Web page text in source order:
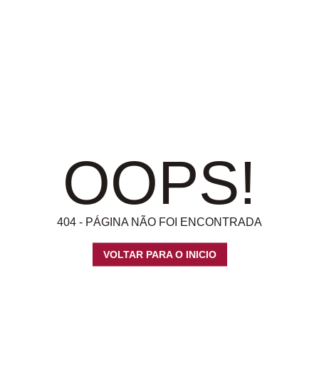
OOPS!
404 - PÁGINA NÃO FOI ENCONTRADA
VOLTAR PARA O INICIO